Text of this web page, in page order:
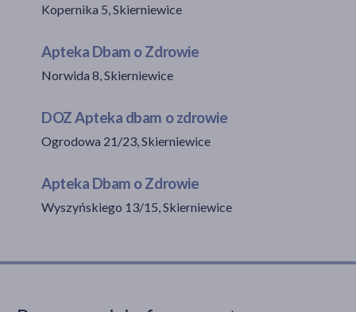
Kopernika 5, Skierniewice
Apteka Dbam o Zdrowie
Norwida 8, Skierniewice
DOZ Apteka dbam o zdrowie
Ogrodowa 21/23, Skierniewice
Apteka Dbam o Zdrowie
Wyszyńskiego 13/15, Skierniewice